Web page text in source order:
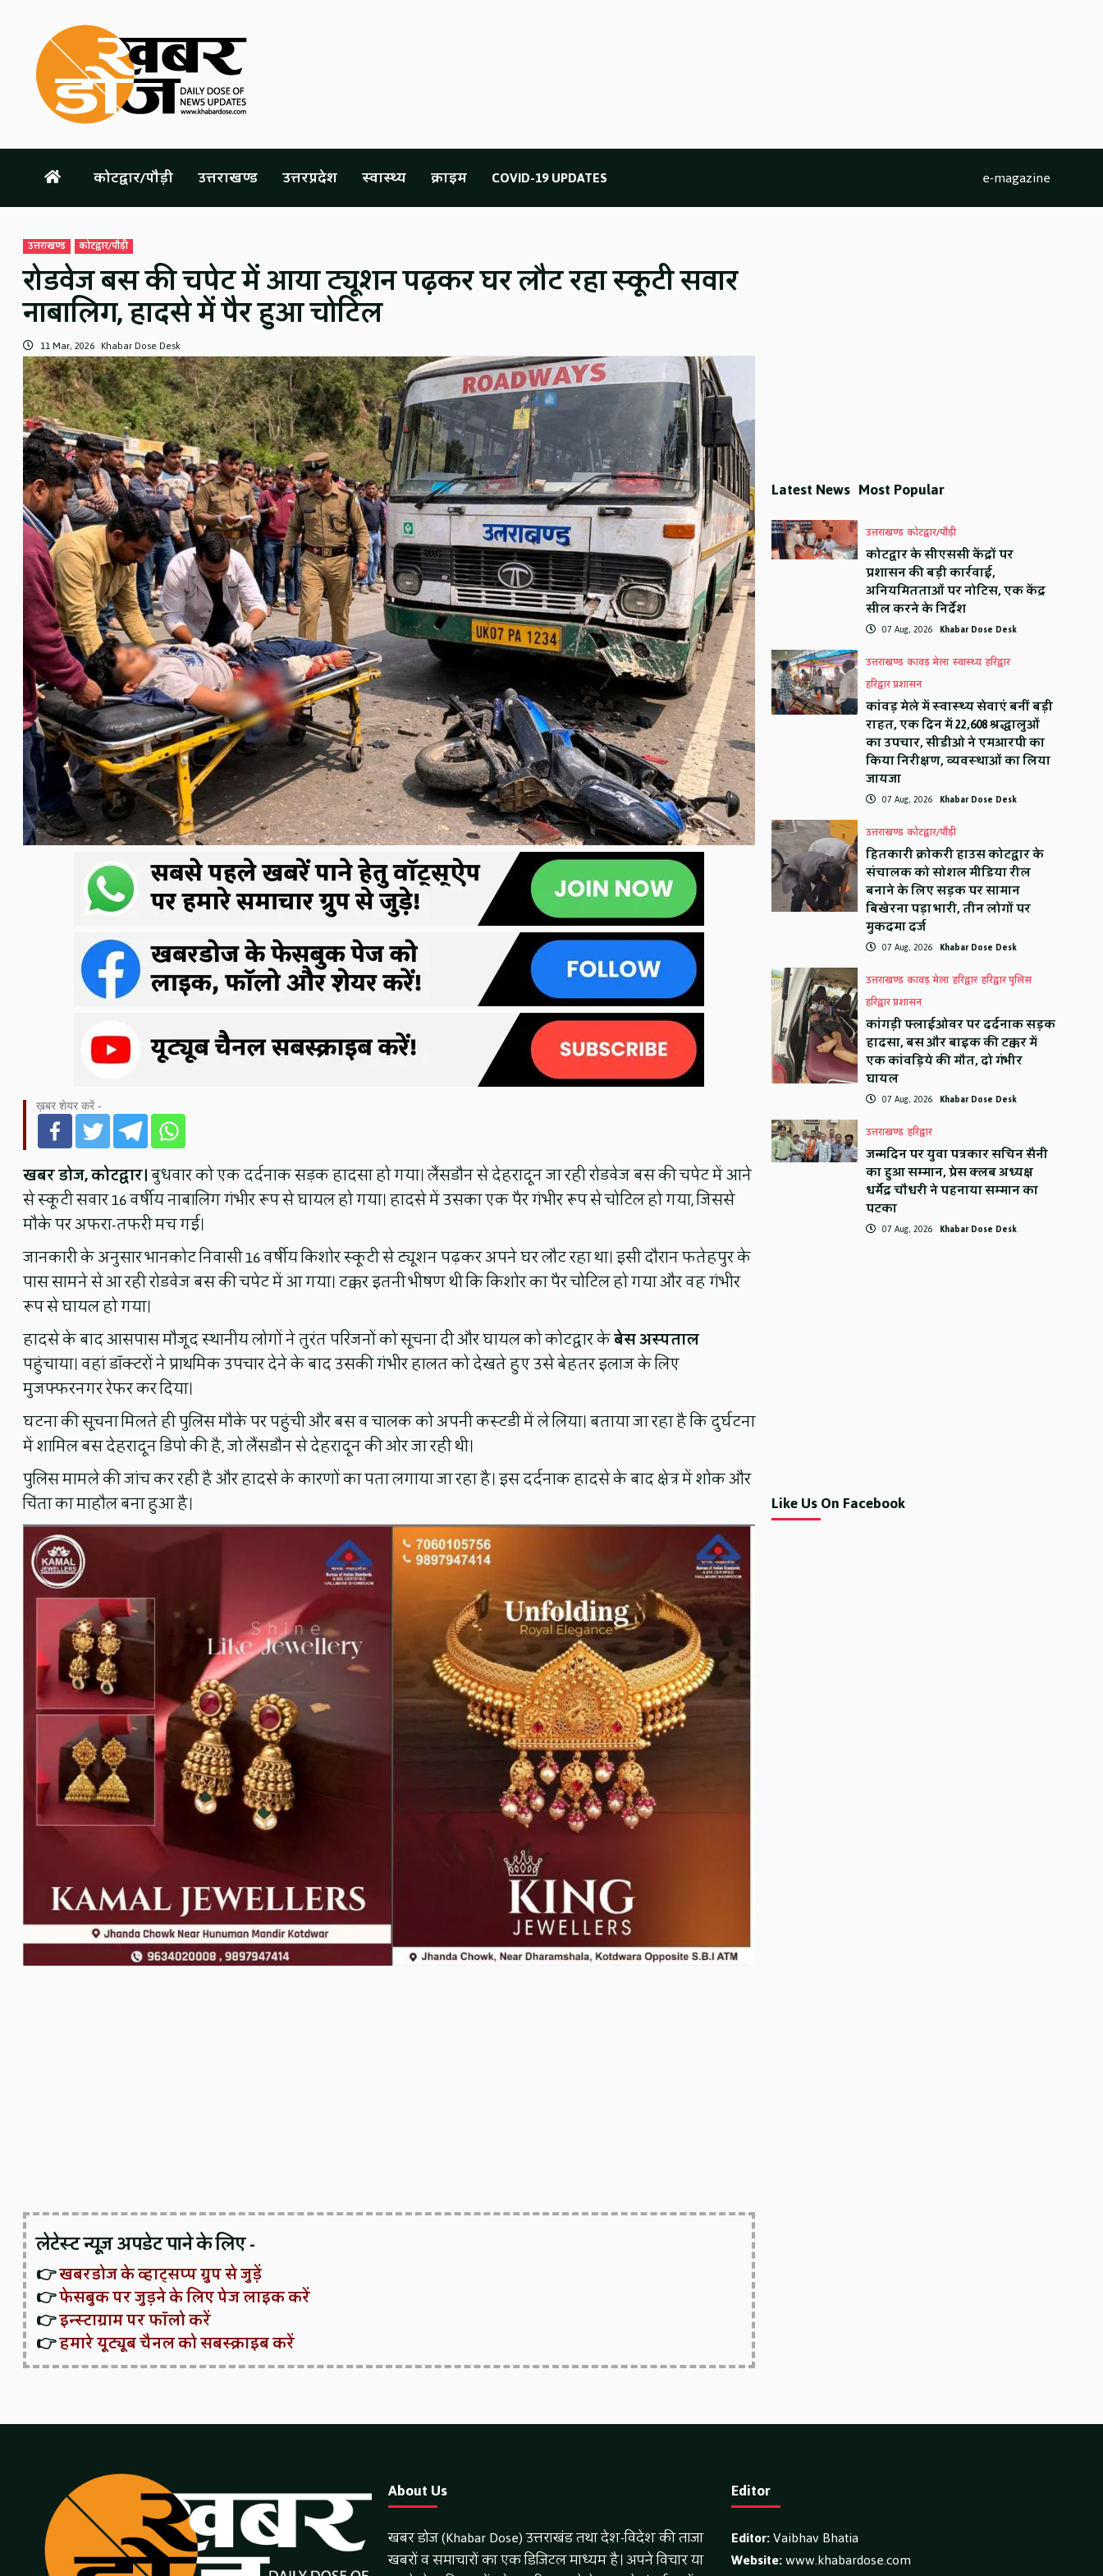
content
कोटद्वार/पौड़ी उत्तराखण्ड उत्तरप्रदेश स्वास्थ्य क्राइम COVID-19 UPDATES e-magazine
उत्तराखण्ड कोटद्वार/पौड़ी
रोडवेज बस की चपेट में आया ट्यूशन पढ़कर घर लौट रहा स्कूटी सवार
नाबालिग, हादसे में पैर हुआ चोटिल
11 Mar, 2026 Khabar Dose Desk
ख़बर शेयर करें -
खबर डोज, कोटद्वार।बुधवार को एक दर्दनाक सड़क हादसा हो गया। लैंसडौन से देहरादून जा रही रोडवेज बस की चपेट में आने
से स्कूटी सवार 16 वर्षीय नाबालिग गंभीर रूप से घायल हो गया। हादसे में उसका एक पैर गंभीर रूप से चोटिल हो गया, जिससे
मौके पर अफरा-तफरी मच गई।
जानकारी के अनुसार भानकोट निवासी 16 वर्षीय किशोर स्कूटी से ट्यूशन पढ़कर अपने घर लौट रहा था। इसी दौरान फतेहपुर के
पास सामने से आ रही रोडवेज बस की चपेट में आ गया। टक्कर इतनी भीषण थी कि किशोर का पैर चोटिल हो गया और वह गंभीर
रूप से घायल हो गया।
हादसे के बाद आसपास मौजूद स्थानीय लोगों ने तुरंत परिजनों को सूचना दी और घायल को कोटद्वार केबेस अस्पताल
पहुंचाया। वहां डॉक्टरों ने प्राथमिक उपचार देने के बाद उसकी गंभीर हालत को देखते हुए उसे बेहतर इलाज के लिए
मुजफ्फरनगर रेफर कर दिया।
घटना की सूचना मिलते ही पुलिस मौके पर पहुंची और बस व चालक को अपनी कस्टडी में ले लिया। बताया जा रहा है कि दुर्घटना
में शामिल बस देहरादून डिपो की है, जो लैंसडौन से देहरादून की ओर जा रही थी।
पुलिस मामले की जांच कर रही है और हादसे के कारणों का पता लगाया जा रहा है। इस दर्दनाक हादसे के बाद क्षेत्र में शोक और
चिंता का माहौल बना हुआ है।
लेटेस्ट न्यूज़ अपडेट पाने के लिए -
👉खबरडोज के व्हाट्सप्प ग्रुप से जुड़ें
👉फेसबुक पर जुड़ने के लिए पेज लाइक करें
👉इन्स्टाग्राम पर फॉलो करें
👉हमारे यूट्यूब चैनल को सबस्क्राइब करें
Latest News Most Popular
उत्तराखण्ड कोटद्वार/पौड़ी
कोटद्वार के सीएससी केंद्रों पर
प्रशासन की बड़ी कार्रवाई,
अनियमितताओं पर नोटिस, एक केंद्र
सील करने के निर्देश
07 Aug, 2026 Khabar Dose Desk
उत्तराखण्ड कावड़ मेला स्वास्थ्य हरिद्वार
हरिद्वार प्रशासन
कांवड़ मेले में स्वास्थ्य सेवाएं बनीं बड़ी
राहत, एक दिन में 22,608 श्रद्धालुओं
का उपचार, सीडीओ ने एमआरपी का
किया निरीक्षण, व्यवस्थाओं का लिया
जायजा
07 Aug, 2026 Khabar Dose Desk
उत्तराखण्ड कोटद्वार/पौड़ी
हितकारी क्रोकरी हाउस कोटद्वार के
संचालक को सोशल मीडिया रील
बनाने के लिए सड़क पर सामान
बिखेरना पड़ा भारी, तीन लोगों पर
मुकदमा दर्ज
07 Aug, 2026 Khabar Dose Desk
उत्तराखण्ड कावड़ मेला हरिद्वार हरिद्वार पुलिस
हरिद्वार प्रशासन
कांगड़ी फ्लाईओवर पर दर्दनाक सड़क
हादसा, बस और बाइक की टक्कर में
एक कांवड़िये की मौत, दो गंभीर
घायल
07 Aug, 2026 Khabar Dose Desk
उत्तराखण्ड हरिद्वार
जन्मदिन पर युवा पत्रकार सचिन सैनी
का हुआ सम्मान, प्रेस क्लब अध्यक्ष
धर्मेंद्र चौधरी ने पहनाया सम्मान का
पटका
07 Aug, 2026 Khabar Dose Desk
Like Us On Facebook
About Us
खबर डोज (Khabar Dose) उत्तराखंड तथा देश-विदेश की ताजा
खबरों व समाचारों का एक डिजिटल माध्यम है। अपने विचार या
Editor
Editor:Vaibhav Bhatia
Website:www.khabardose.com